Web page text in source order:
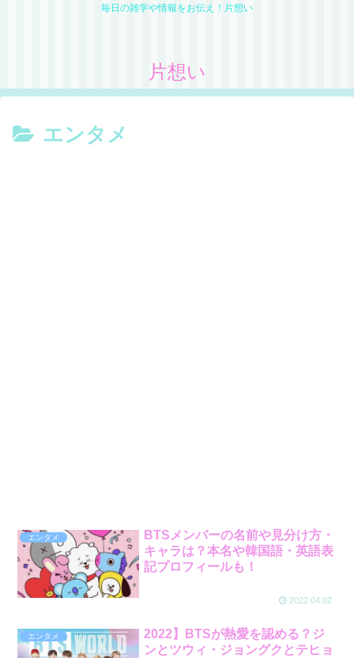
毎日の雑学や情報をお伝え！片想い
片想い
エンタメ
エンタメ
BTSメンバーの名前や見分け方・
キャラは？本名や韓国語・英語表
記プロフィールも！
2022.04.02
エンタメ
2022】BTSが熱愛を認める？ジ
ンとツウィ・ジョングクとテヒョ